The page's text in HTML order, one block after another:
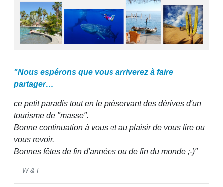
"Nous espérons que vous arriverez à faire
partager…
ce petit paradis tout en le préservant des dérives d'un
tourisme de "masse".
Bonne continuation à vous et au plaisir de vous lire ou
vous revoir.
Bonnes fêtes de fin d'années ou de fin du monde ;-)"
W & I